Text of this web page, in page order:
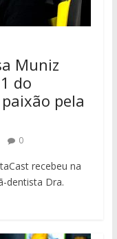
Muniz
do
pela
0
recebeu na
dentista Dra.